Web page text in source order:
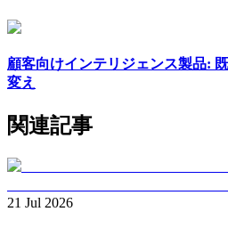
顧客向けインテリジェンス製品:
変え
関連記事
21 Jul 2026